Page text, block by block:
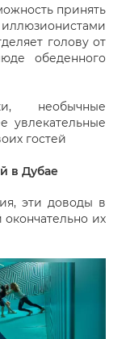
принять
голову от
обеденного
необычные
увлекательные
гостей
в Дубае
эти доводы в
их